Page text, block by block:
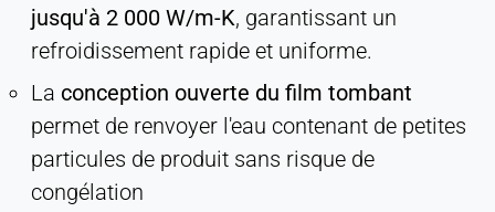
jusqu'à 2 000 W/m-K, garantissant un
refroidissement rapide et uniforme.
La conception ouverte du film tombant
permet de renvoyer l'eau contenant de petites
particules de produit sans risque de
congélation